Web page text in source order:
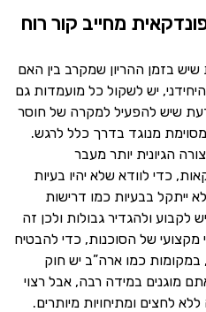
מחייב קור רוח
בזמן ההריון שמקרב בין האם
יש לשקול כל מועמדות גם
שיש להפעיל למקרה של חוסר
מנוגד בדרך כלל לרגש.
הגיונית יותר מעבר
כדי לוודא שלא יהיו בעיות
ייתקל בבעיות כמו דרישות
לקבוע ולהגדיר גבולות ולכן זה
מקצועי של הסוכנות, כדי להבטיח
כמו ארה”ב יש חוק
מוגנים במידה רבה, אבל רצוי
לחצים ומתיחויות מיותרים.